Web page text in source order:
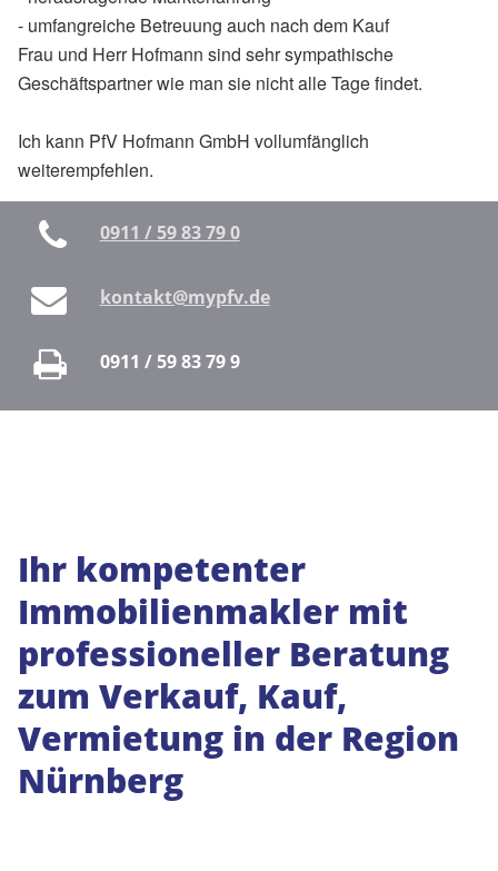
- umfangreiche Betreuung auch nach dem Kauf
Frau und Herr Hofmann sind sehr sympathische
Geschäftspartner wie man sie nicht alle Tage findet.
Ich kann PfV Hofmann GmbH vollumfänglich
weiterempfehlen.
0911 / 59 83 79 0
kontakt@mypfv.de
0911 / 59 83 79 9
Ihr kompetenter
Immobilienmakler mit
professioneller Beratung
zum Verkauf, Kauf,
Vermietung in der Region
Nürnberg